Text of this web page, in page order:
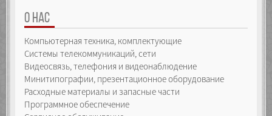
О НАС
Компьютерная техника, комплектующие
Системы телекоммуникаций, сети
Видеосвязь, телефония и видеонаблюдение
Минитипографии, презентационное оборудование
Расходные материалы и запасные части
Программное обеспечение